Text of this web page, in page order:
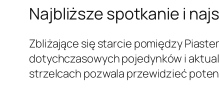
Najbliższe spotkanie i
Zbliżające się starcie pomiędzy
dotychczasowych pojedynków i
strzelcach pozwala przewidzieć